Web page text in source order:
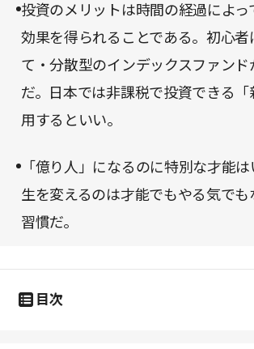
投資のメリットは時間の経過によっ
効果を得られることである。初心者
て・分散型のインデックスファンド
だ。日本では非課税で投資できる
用するといい。
「億り人」になるのに特別な才能
生を変えるのは才能でもやる気でも
習慣だ。
目次